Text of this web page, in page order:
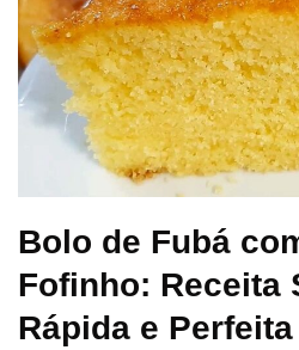
Bolo de Fubá
Fofinho: Receita
Rápida e